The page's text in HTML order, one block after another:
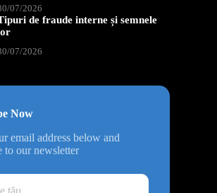
07/2026
de fraude interne și semnele
07/2026
Now
email address below and
to our newsletter